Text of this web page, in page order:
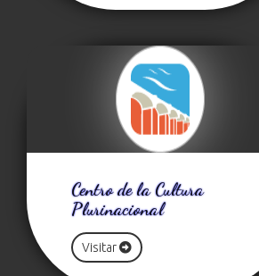
Centro de la Cultura
Plurinacional
Visitar